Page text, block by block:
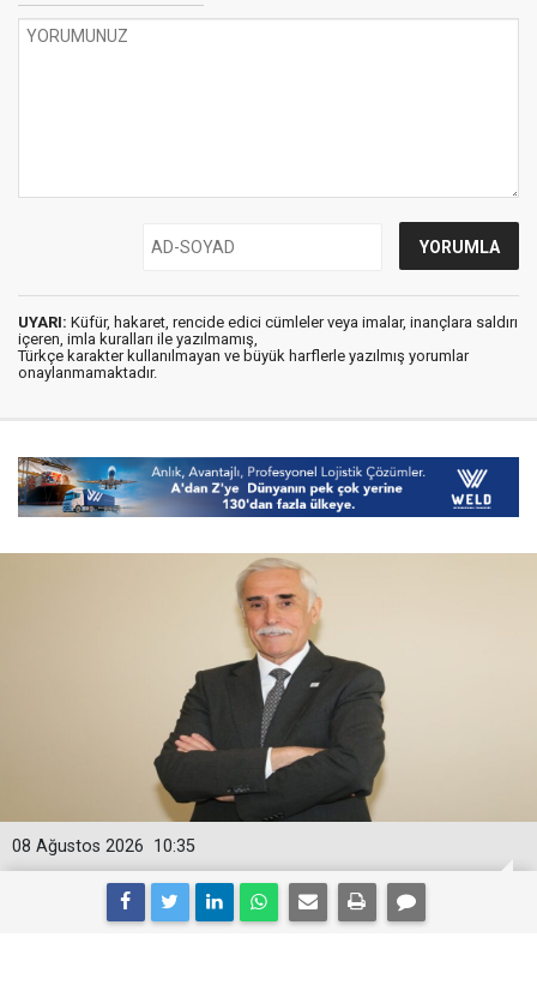
UYARI: Küfür, hakaret, rencide edici cümleler veya imalar, inançlara saldırı
içeren, imla kuralları ile yazılmamış,
Türkçe karakter kullanılmayan ve büyük harflerle yazılmış yorumlar
onaylanmamaktadır.
10:35
08 Ağustos 2026